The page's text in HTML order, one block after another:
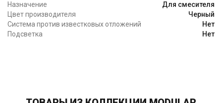
Назначение
Для смесителя
Цвет производителя
Черный
Система против известковых отложений
Нет
Подсветка
Нет